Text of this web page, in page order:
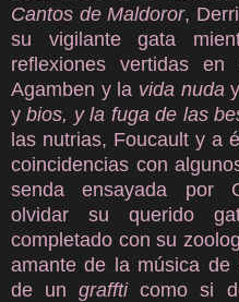
Cantos de Maldoror,
su vigilante gata
reflexiones vertidas en
Agamben y la vida nuda
ybios, y la fuga de las
las nutrias, Foucault y a
coincidencias con
senda ensayada por
olvidar su querido
completado con su
amante de la música de
de ungraffticomo si